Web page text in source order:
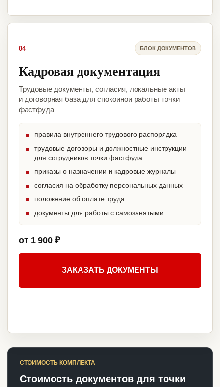
04 БЛОК ДОКУМЕНТОВ
Кадровая документация
Трудовые документы, согласия, локальные акты
и договорная база для спокойной работы точки
фастфуда.
правила внутреннего трудового распорядка
трудовые договоры и должностные инструкции
для сотрудников точки фастфуда
приказы о назначении и кадровые журналы
согласия на обработку персональных данных
положение об оплате труда
документы для работы с самозанятыми
от 1 900 ₽
ЗАКАЗАТЬ ДОКУМЕНТЫ
СТОИМОСТЬ КОМПЛЕКТА
Стоимость документов для точки